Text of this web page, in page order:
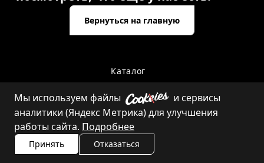
Вернуться на главную
Каталог
Контакты
Мы используем файлы
и сервисы
аналитики (Яндекс Метрика) для улучшения
работы сайта. Подробнее
Принять Отказаться